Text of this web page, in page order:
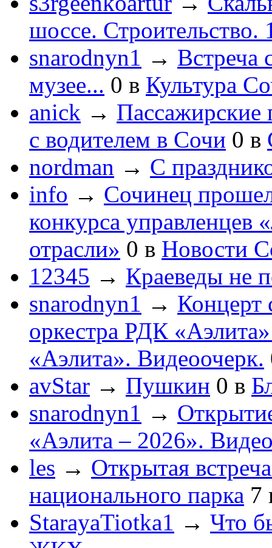
шоссе. Строительство.
snarodnyn1 → Встреча
музее... 0 в Культура
anick → Пассажирские
с водителем в Сочи 0 в
nordman → С
info → Сочинец
конкурса управленцев
отрасли» 0 в Новости
12345 → Краеведы не
snarodnyn1 → Концерт
оркестра РДК
«Аэлита». Видеоочерк.
avStar → Пушкин 0 в
snarodnyn1 →
«Аэлита – 2026».
les → Открытая
национального парка 7
StarayaTiotka1 → Что